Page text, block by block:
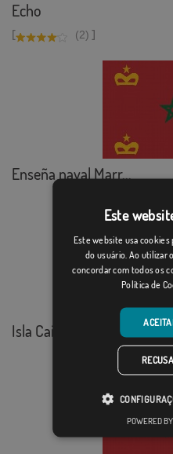
Echo
[ (2) ]
Enseña naval Marr...
Isla Caiman Maritima
Este
Este website usa cookies
do usuário. Ao utilizar
concordar com todos os
Política de
POWERED